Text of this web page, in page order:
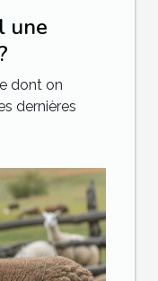
une
dont on
dernières